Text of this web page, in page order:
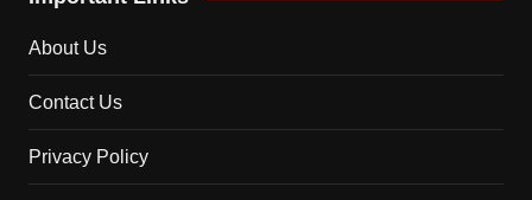
About Us
Contact Us
Privacy Policy